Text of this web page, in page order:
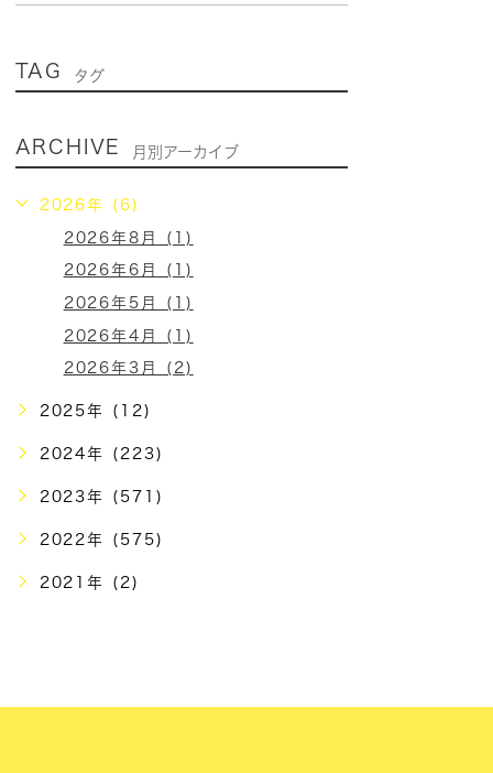
TAG タグ
ARCHIVE 月別アーカイブ
2026年 (6)
2026年8月 (1)
2026年6月 (1)
2026年5月 (1)
2026年4月 (1)
2026年3月 (2)
2025年 (12)
2024年 (223)
2023年 (571)
2022年 (575)
2021年 (2)